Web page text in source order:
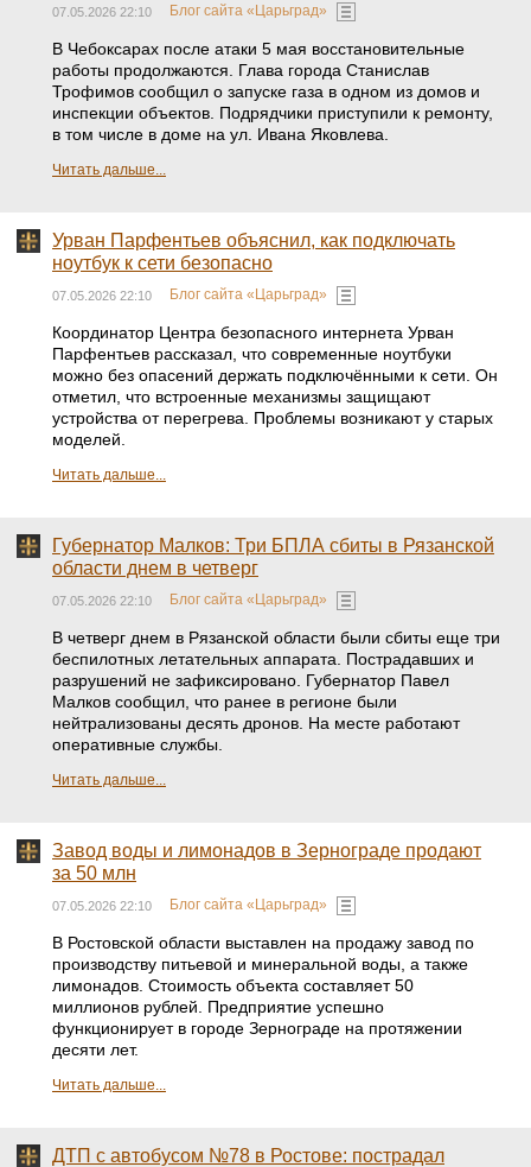
07.05.2026 22:10 Блог сайта «Царьград»
В Чебоксарах после атаки 5 мая восстановительные
работы продолжаются. Глава города Станислав
Трофимов сообщил о запуске газа в одном из домов и
инспекции объектов. Подрядчики приступили к ремонту,
в том числе в доме на ул. Ивана Яковлева.
Читать дальше...
Урван Парфентьев объяснил, как подключать
ноутбук к сети безопасно
07.05.2026 22:10 Блог сайта «Царьград»
Координатор Центра безопасного интернета Урван
Парфентьев рассказал, что современные ноутбуки
можно без опасений держать подключёнными к сети. Он
отметил, что встроенные механизмы защищают
устройства от перегрева. Проблемы возникают у старых
моделей.
Читать дальше...
Губернатор Малков: Три БПЛА сбиты в Рязанской
области днем в четверг
07.05.2026 22:10 Блог сайта «Царьград»
В четверг днем в Рязанской области были сбиты еще три
беспилотных летательных аппарата. Пострадавших и
разрушений не зафиксировано. Губернатор Павел
Малков сообщил, что ранее в регионе были
нейтрализованы десять дронов. На месте работают
оперативные службы.
Читать дальше...
Завод воды и лимонадов в Зернограде продают
за 50 млн
07.05.2026 22:10 Блог сайта «Царьград»
В Ростовской области выставлен на продажу завод по
производству питьевой и минеральной воды, а также
лимонадов. Стоимость объекта составляет 50
миллионов рублей. Предприятие успешно
функционирует в городе Зернограде на протяжении
десяти лет.
Читать дальше...
ДТП с автобусом №78 в Ростове: пострадал